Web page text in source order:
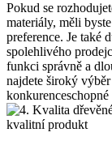
Pokud se
materiály, měli
preference. Je také
spolehlivého
funkci správně a
najdete široký
konkurenceschopné